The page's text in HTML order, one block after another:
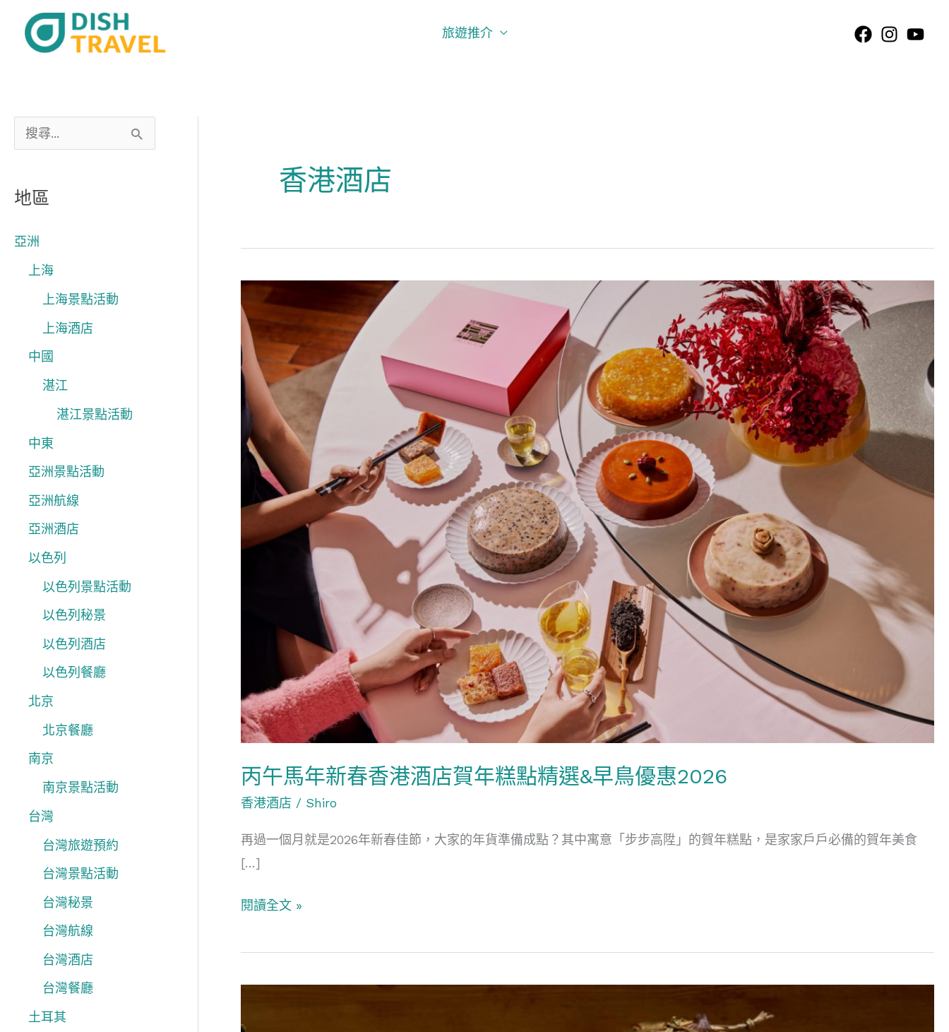
旅遊推介
關
字
地區
亞洲
上海
上海景點活動
上海酒店
中國
湛江
湛江景點活動
中東
亞洲景點活動
亞洲航線
亞洲酒店
以色列
以色列景點活動
以色列秘景
以色列酒店
以色列餐廳
北京
北京餐廳
南京
南京景點活動
台灣
台灣旅遊預約
台灣景點活動
台灣秘景
台灣航線
台灣酒店
台灣餐廳
土耳其
香港酒店
丙午馬年新春香港酒店賀年糕點精選&早鳥優惠2026
香港酒店 / Shiro
再過一個月就是2026年新春佳節，大家的年貨準備成點？其中寓意「步步高陞」的賀年糕點，是家家戶戶必備的賀年美食
[…]
午
馬
年
新
春
香
港
店
年
鳥
優
2026
閱讀全文 »